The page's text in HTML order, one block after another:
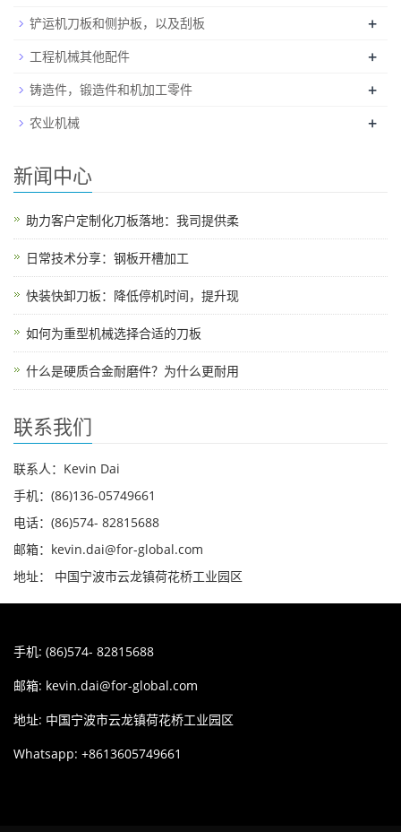
铲运机刀板和侧护板，以及刮板
+
工程机械其他配件 +
铸造件，锻造件和机加工零件 +
农业机械 +
新闻中心
助力客户定制化刀板落地：我司提供柔
日常技术分享：钢板开槽加工
快装快卸刀板：降低停机时间，提升现
如何为重型机械选择合适的刀板
什么是硬质合金耐磨件？为什么更耐用
联系我们
联系人：Kevin Dai
手机：(86)136-05749661
电话：(86)574- 82815688
邮箱：kevin.dai@for-global.com
地址： 中国宁波市云龙镇荷花桥工业园区
手机: (86)574- 82815688
邮箱: kevin.dai@for-global.com
地址: 中国宁波市云龙镇荷花桥工业园区
Whatsapp: +8613605749661